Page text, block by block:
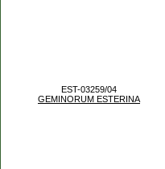
EST-03259/04
GEMINORUM ESTERINA